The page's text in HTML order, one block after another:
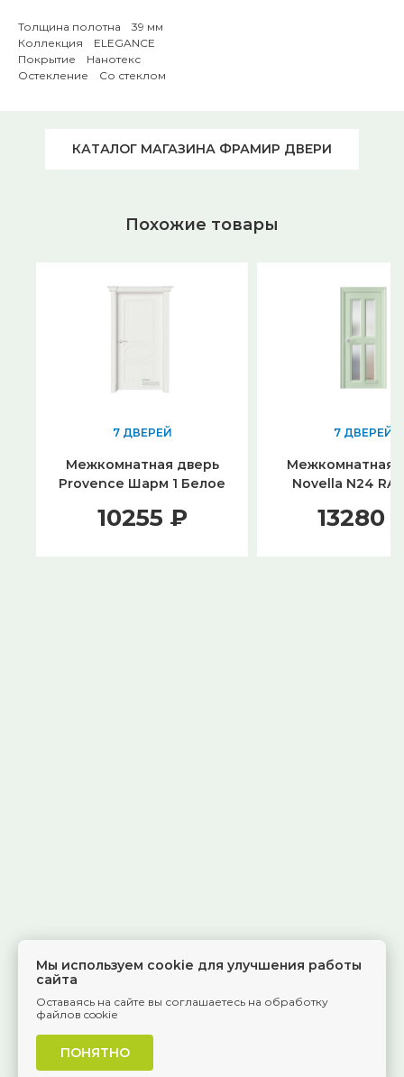
Толщина полотна 39 мм
Коллекция ELEGANCE
Покрытие Нанотекс
Остекление Со стеклом
КАТАЛОГ МАГАЗИНА ФРАМИР ДВЕРИ
Похожие товары
7 ДВЕРЕЙ
Межкомнатная дверь
Provence Шарм 1 Белое
10255 ₽
7 ДВЕРЕЙ
Межкомнатная
Novella N24
13280
Мы используем cookie для улучшения работы
сайта
Оставаясь на сайте вы соглашаетесь на обработку
файлов cookie
ПОНЯТНО